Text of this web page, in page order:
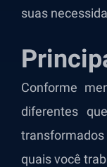
suas
Conforme
diferentes
transformados
quais você